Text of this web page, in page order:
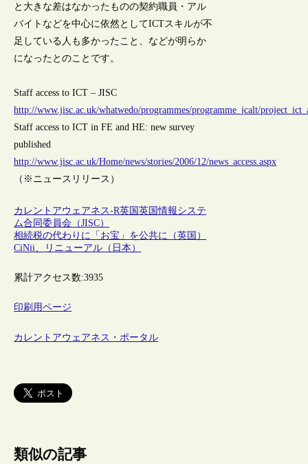
と大きな差はなかったものの契約職員・アル
バイトなどを中心に依然としてICTスキルが不
足している人も多かったこと、などが明らか
になったとのことです。
Staff access to ICT – JISC
http://www.jisc.ac.uk/whatwedo/programmes/programme_jcalt/
Staff access to ICT in FE and HE: new survey
published
http://www.jisc.ac.uk/Home/news/stories/2006/12/news_access.aspx
（※ニュースリリース）
カレントアウェアネス-R英国英国情報システ
ム合同委員会（JISC）
相続税の代わりに「お宝」を公共に（英国）
CiNii、リニューアル（日本）
累計アクセス数:3935
印刷用ページ
カレントアウェアネス・ポータル
類似の記事